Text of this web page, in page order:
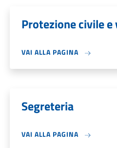
Protezione civile
VAI ALLA PAGINA
Segreteria
VAI ALLA PAGINA